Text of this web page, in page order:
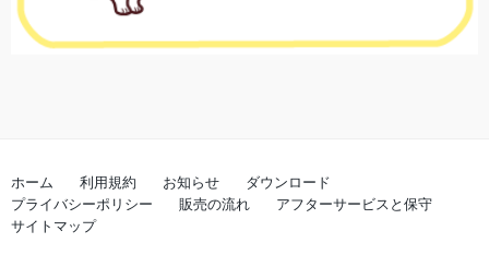
ホーム 利用規約 お知らせ
ダウンロード
プライバシーポリシー
販売の流れ
アフターサービスと保守
サイトマップ